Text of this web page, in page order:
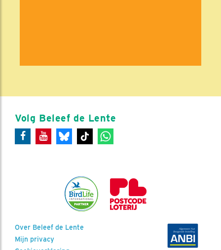
Volg Beleef de Lente
Over Beleef de Lente
Mijn privacy